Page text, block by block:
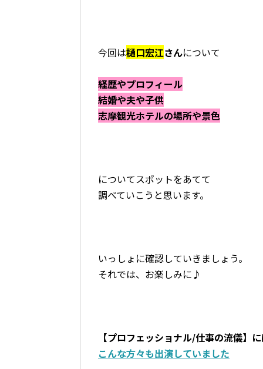
今回は樋口宏江さんについて
経歴やプロフィール
結婚や夫や子供
志摩観光ホテルの場所や景色
についてスポットをあてて
調べていこうと思います。
いっしょに確認していきましょう。
それでは、お楽しみに♪
【プロフェッショナル/仕事の流儀】
こんな方々も出演していました